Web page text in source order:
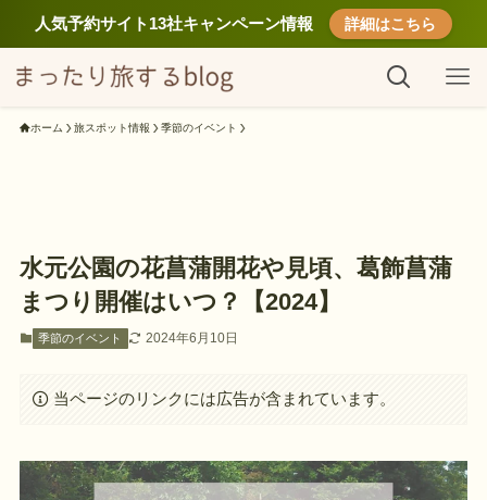
人気予約サイト13社キャンペーン情報 詳細はこちら
ホーム 旅スポット情報 季節のイベント
水元公園の花菖蒲開花や見頃、葛飾菖蒲
まつり開催はいつ？【2024】
季節のイベント 2024年6月10日
当ページのリンクには広告が含まれています。